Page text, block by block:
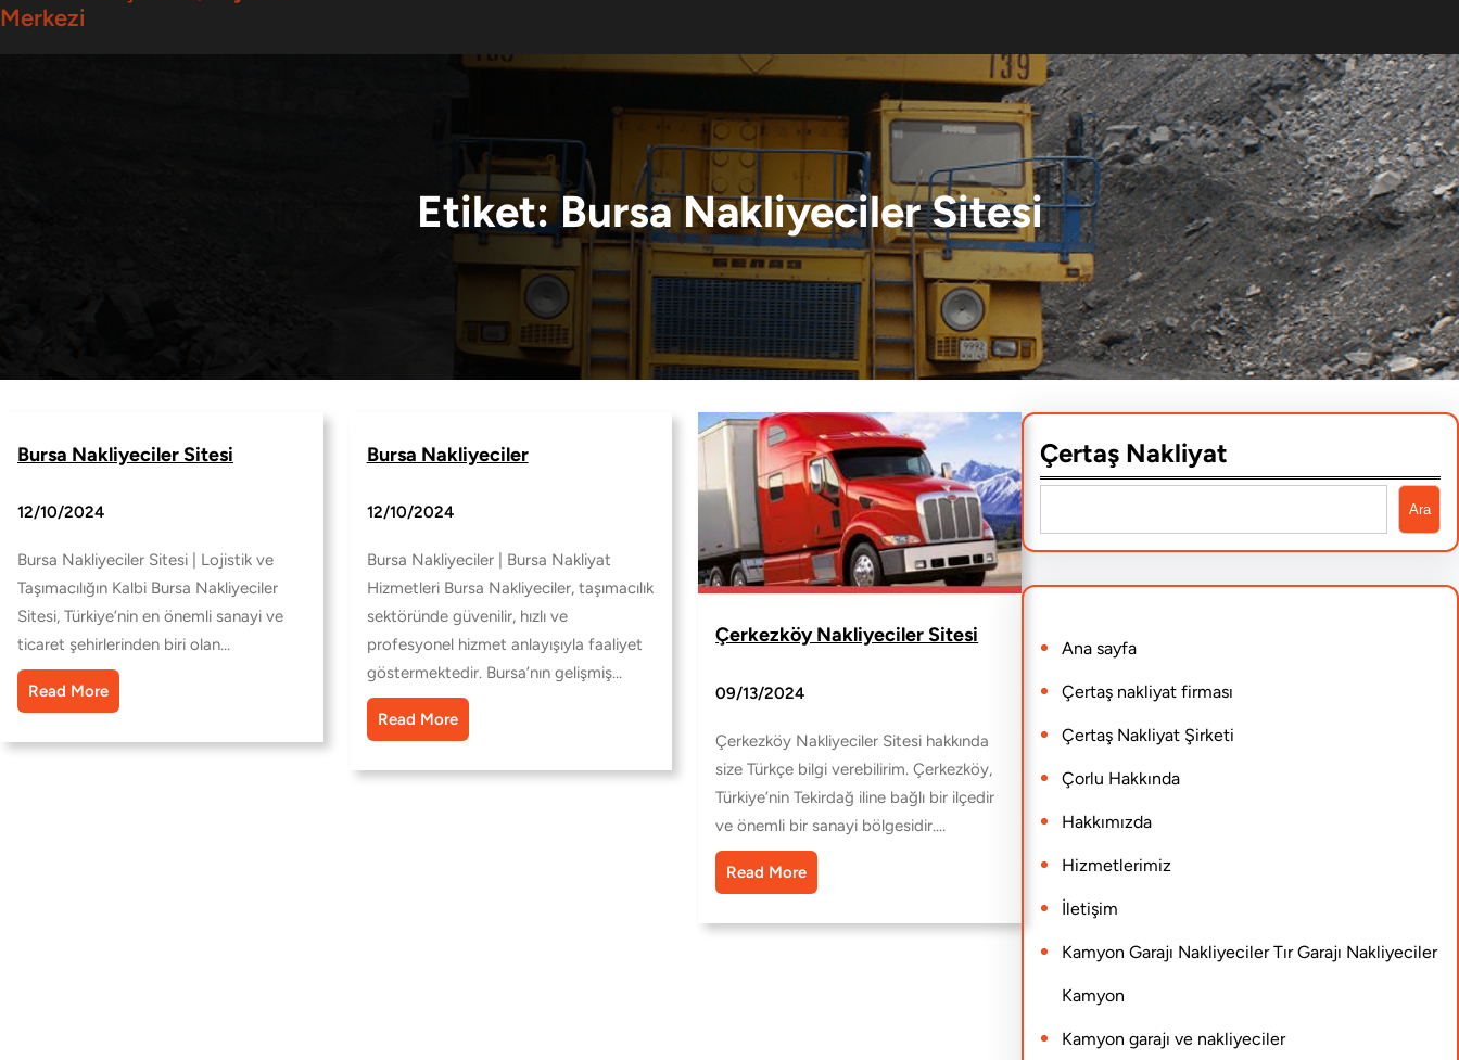
Merkezi
Etiket:Bursa Nakliyeciler Sitesi
Bursa Nakliyeciler Sitesi
12/10/2024
Bursa Nakliyeciler Sitesi | Lojistik ve
Taşımacılığın Kalbi Bursa Nakliyeciler
Sitesi, Türkiye’nin en önemli sanayi ve
ticaret şehirlerinden biri olan…
Read More
Bursa Nakliyeciler
12/10/2024
Bursa Nakliyeciler | Bursa Nakliyat
Hizmetleri Bursa Nakliyeciler, taşımacılık
sektöründe güvenilir, hızlı ve
profesyonel hizmet anlayışıyla faaliyet
göstermektedir. Bursa’nın gelişmiş…
Read More
Çerkezköy Nakliyeciler Sitesi
09/13/2024
Çerkezköy Nakliyeciler Sitesi hakkında
size Türkçe bilgi verebilirim. Çerkezköy,
Türkiye’nin Tekirdağ iline bağlı bir ilçedir
ve önemli bir sanayi bölgesidir.…
Read More
Çertaş Nakliyat
e
a
c
h
Ara
Ana sayfa
Çertaş nakliyat firması
Çertaş Nakliyat Şirketi
Çorlu Hakkında
Hakkımızda
Hizmetlerimiz
İletişim
Kamyon Garajı Nakliyeciler Tır Garajı Nakliyeciler
Kamyon
Kamyon garajı ve nakliyeciler